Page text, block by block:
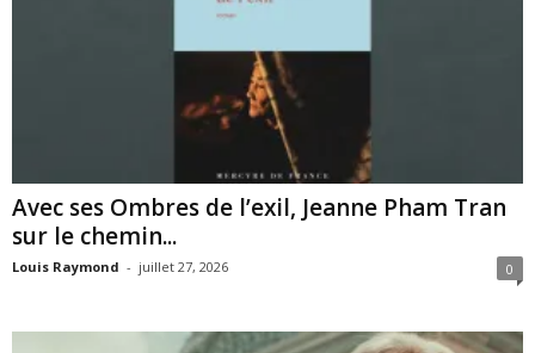
Avec ses Ombres de l’exil, Jeanne Pham Tran
sur le chemin...
Louis Raymond - juillet 27, 2026 0